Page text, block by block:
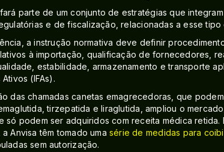
parte de um conjunto de estratégias que
e de fiscalização, relacionadas a esse tipo
a instrução normativa deve definir
à importação, qualificação de fornecedores,
estabilidade, armazenamento e transporte
(IFAs).
das chamadas canetas emagrecedoras, que
tirzepatida e liraglutida, ampliou o
só podem ser adquiridos com receita médica retida.
Anvisa têm tomado uma série de medidas para
sem autorização.